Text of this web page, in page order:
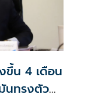
ขึ้น 4 เดือน
นทรงตัว